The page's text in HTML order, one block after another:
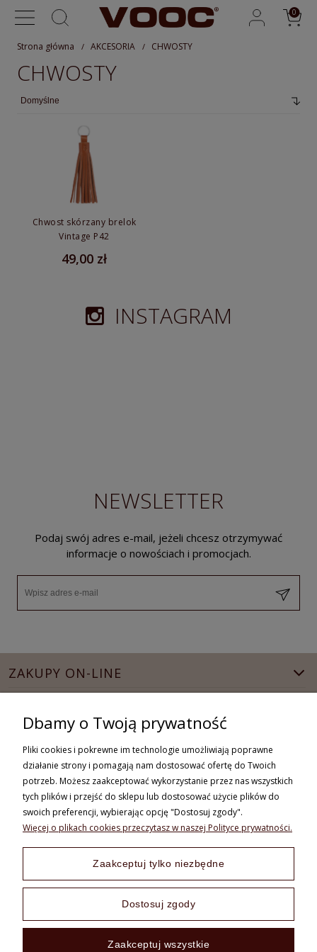
Strona główna AKCESORIA CHWOSTY
CHWOSTY
Chwost skórzany brelok
Vintage P42
49,00 zł
INSTAGRAM
NEWSLETTER
Podaj swój adres e-mail, jeżeli chcesz otrzymywać
informacje o nowościach i promocjach.
ZAKUPY ON-LINE
WSPÓŁPRACA
+48 730 838 789
pon.-piąt. od 08:00 do 16:00
Dbamy o Twoją prywatność
Pliki cookies i pokrewne im technologie umożliwiają poprawne
działanie strony i pomagają nam dostosować ofertę do Twoich
potrzeb. Możesz zaakceptować wykorzystanie przez nas wszystkich
tych plików i przejść do sklepu lub dostosować użycie plików do
swoich preferencji, wybierając opcję "Dostosuj zgody".
Więcej o plikach cookies przeczytasz w naszej Polityce prywatności.
Zaakceptuj tylko niezbędne
Dostosuj zgody
Zaakceptuj wszystkie